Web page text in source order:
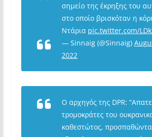
σημείο της έκρηξης του
στο οποίο βρισκόταν η
Ντάρια pic.twitter.com/
— Sinnaig (@Sinnaig)
2022
Ο αρχηγός της DPR:
τρομοκράτες του
καθεστώτος,